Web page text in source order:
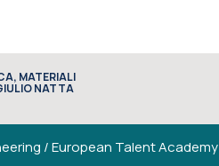
MATERIALI
NATTA
/European Talent